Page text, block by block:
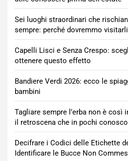
Sei luoghi straordinari che
sempre: perché dovremmo
Capelli Lisci e Senza Crespo:
ottenere questo effetto
Bandiere Verdi 2026: ecco le
bambini
Tagliare sempre l’erba non è così
il retroscena che in pochi
Decifrare i Codici delle Etichette
Identificare le Bucce Non